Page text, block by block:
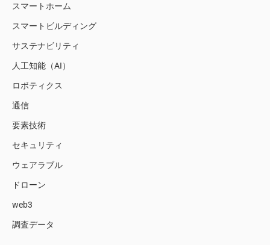
スマートホーム
スマートビルディング
サステナビリティ
人工知能（AI）
ロボティクス
通信
要素技術
セキュリティ
ウェアラブル
ドローン
web3
調査データ